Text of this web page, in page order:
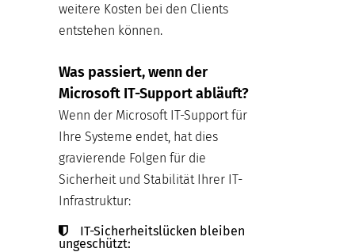
weitere Kosten bei den Clients
entstehen können.
Was passiert, wenn der
Microsoft IT-Support abläuft?
Wenn der Microsoft IT-Support für
Ihre Systeme endet, hat dies
gravierende Folgen für die
Sicherheit und Stabilität Ihrer IT-
Infrastruktur:
IT-Sicherheitslücken bleiben
ungeschützt: